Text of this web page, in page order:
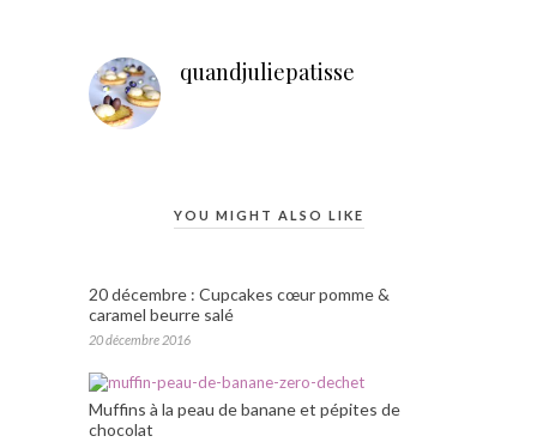
quandjuliepatisse
YOU MIGHT ALSO LIKE
20 décembre : Cupcakes cœur pomme &
caramel beurre salé
20 décembre 2016
Muffins à la peau de banane et pépites de
chocolat